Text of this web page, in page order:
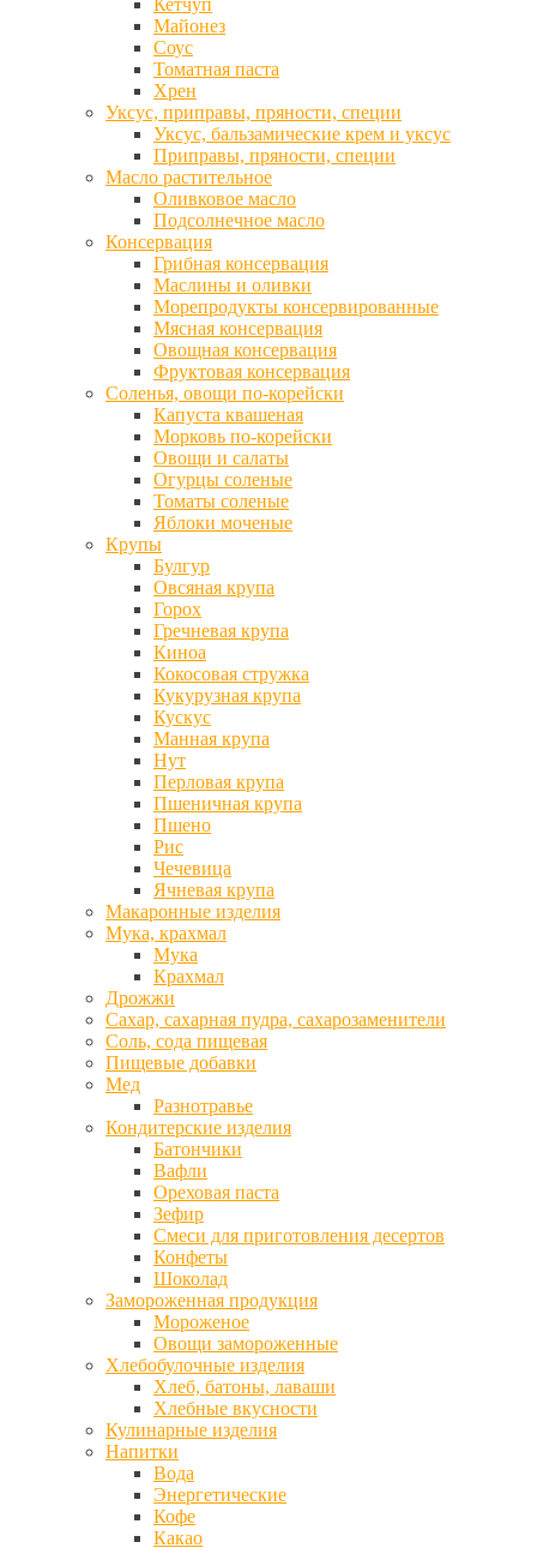
Кетчуп
Майонез
Соус
Томатная паста
Хрен
Уксус, приправы, пряности, специи
Уксус, бальзамические крем и уксус
Приправы, пряности, специи
Масло растительное
Оливковое масло
Подсолнечное масло
Консервация
Грибная консервация
Маслины и оливки
Морепродукты консервированные
Мясная консервация
Овощная консервация
Фруктовая консервация
Соленья, овощи по-корейски
Капуста квашеная
Морковь по-корейски
Овощи и салаты
Огурцы соленые
Томаты соленые
Яблоки моченые
Крупы
Булгур
Овсяная крупа
Горох
Гречневая крупа
Киноа
Кокосовая стружка
Кукурузная крупа
Кускус
Манная крупа
Нут
Перловая крупа
Пшеничная крупа
Пшено
Рис
Чечевица
Ячневая крупа
Макаронные изделия
Мука, крахмал
Мука
Крахмал
Дрожжи
Сахар, сахарная пудра, сахарозаменители
Соль, сода пищевая
Пищевые добавки
Мед
Разнотравье
Кондитерские изделия
Батончики
Вафли
Ореховая паста
Зефир
Смеси для приготовления десертов
Конфеты
Шоколад
Замороженная продукция
Мороженое
Овощи замороженные
Хлебобулочные изделия
Хлеб, батоны, лаваши
Хлебные вкусности
Кулинарные изделия
Напитки
Вода
Энергетические
Кофе
Какао